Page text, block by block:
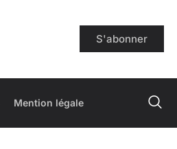
S'abonner
Mention légale